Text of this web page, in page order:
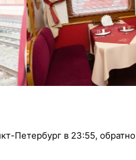
Петербург в 23:55, обратно